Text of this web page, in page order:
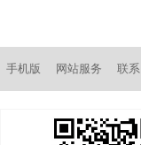
手机版 网站服务 联系